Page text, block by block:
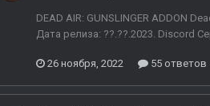
DEAD AIR: GUNSLINGER ADDON
Дата релиза: ??.??.2023. Discord
26 ноября, 2022 55 ответов